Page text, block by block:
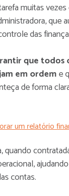
muitas
que
das
que todos
em ordeme
de forma
um relatório
quando
contas.